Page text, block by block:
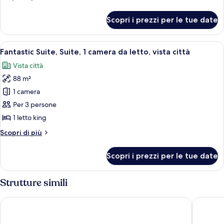
vista
città
Room,
Camera,
1
king,
vista
città
Scopri i prezzi per le tue date
Apri
tutte
le
foto
per
Fantastic
Suite,
1
letto,
vista
città
Una camera d'albergo moderna con
6
Fantastic Suite, Suite, 1 camera da letto, vista città
Vista città
88 m²
1 camera
Per 3 persone
1 letto king
Scopri di più
Altri
Suite,
1
da
Scopri i prezzi per le tue date
Strutture simili
The Westin Changsha